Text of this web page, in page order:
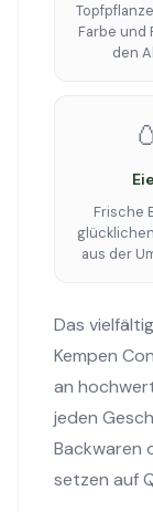
Farbe und
den
🥚
Frische
aus der
Das
Kempen
an
jeden
Backwaren
setzen auf